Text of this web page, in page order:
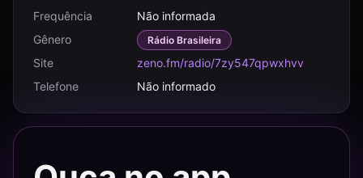
Frequência
Não informada
Gênero
Rádio Brasileira
Site
zeno.fm/radio/7zy547qpwxhvv
Telefone
Não informado